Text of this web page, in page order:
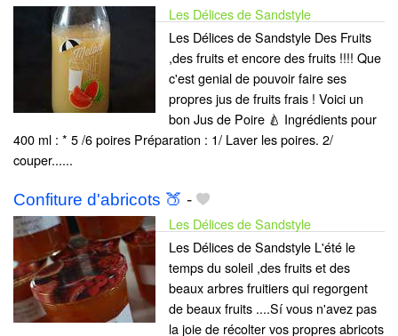
Les Délices de Sandstyle
Les Délices de Sandstyle Des Fruits
,des fruits et encore des fruits !!!! Que
c'est genial de pouvoir faire ses
propres jus de fruits frais ! Voici un
bon Jus de Poire 🍐 Ingrédients pour
400 ml : * 5 /6 poires Préparation : 1/ Laver les poires. 2/
couper......
Confiture d'abricots 🍑 -
Les Délices de Sandstyle
Les Délices de Sandstyle L'été le
temps du soleil ,des fruits et des
beaux arbres fruitiers qui regorgent
de beaux fruits ....Sí vous n'avez pas
la joie de récolter vos propres abricots